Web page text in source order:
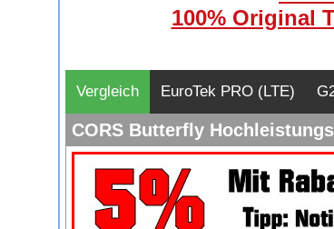
100% Original
Vergleich EuroTek PRO (LTE)
CORS Butterfly